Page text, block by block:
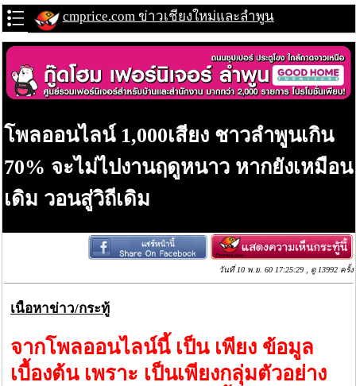
cmprice.com ข่าวเชียงใหม่และลำพูน
โพลออนไลน์ 1,000เสียง ชาวลำพูนเกิน
70% จะไม่ไปงานฤดูหนาว หากยังเหมือน
เดิม วอนสู่วิถีเดิม
วันที่ 10 พ.ย. 60 17:25:29 , ดู 13992 ครั้ง
เนื้อหาข่าว/กระทู้
จากโพลออนไลน์นี้ เป็น เพียง ข้อมูล
เบื้องต้น เพราะ เป็นเพียงกลุ่มตัวอย่าง